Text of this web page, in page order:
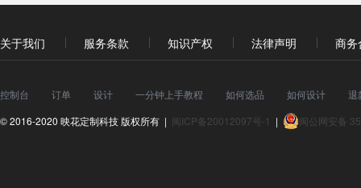
关于我们 服务条款 知识产权 法律声明 商务
控制台 订单 设计 一分钟上手教程 如何选品 如何设计
退
© 2016-2020 映花定制科技 版权所有 | 闽ICP备20012097号-1 | 闽公网安备